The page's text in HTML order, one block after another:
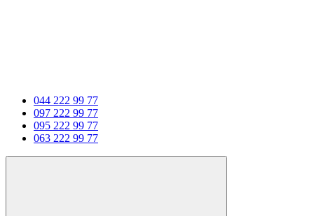
044 222 99 77
097 222 99 77
095 222 99 77
063 222 99 77